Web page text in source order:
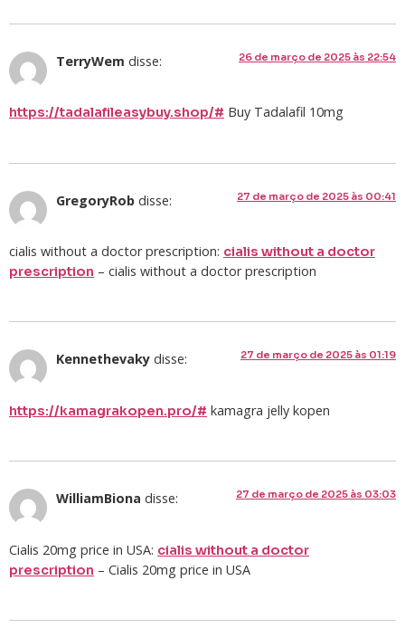
TerryWem disse: 26 de março de 2025 às 22:54
https://tadalafileasybuy.shop/# Buy Tadalafil 10mg
GregoryRob disse: 27 de março de 2025 às 00:41
cialis without a doctor prescription: cialis without a doctor
prescription – cialis without a doctor prescription
Kennethevaky disse: 27 de março de 2025 às 01:19
https://kamagrakopen.pro/# kamagra jelly kopen
WilliamBiona disse: 27 de março de 2025 às 03:03
Cialis 20mg price in USA: cialis without a doctor
prescription – Cialis 20mg price in USA